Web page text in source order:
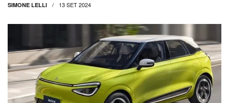
SIMONE LELLI 13 SET 2024